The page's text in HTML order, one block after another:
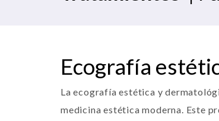
Ecografía
La ecografía estética y
medicina estética moderna. Este